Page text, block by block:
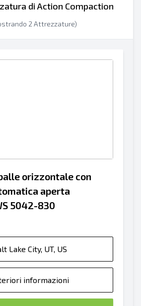
di Action Compaction
2 Attrezzature)
orizzontale con
aperta
5042-830
Lake City, UT, US
informazioni